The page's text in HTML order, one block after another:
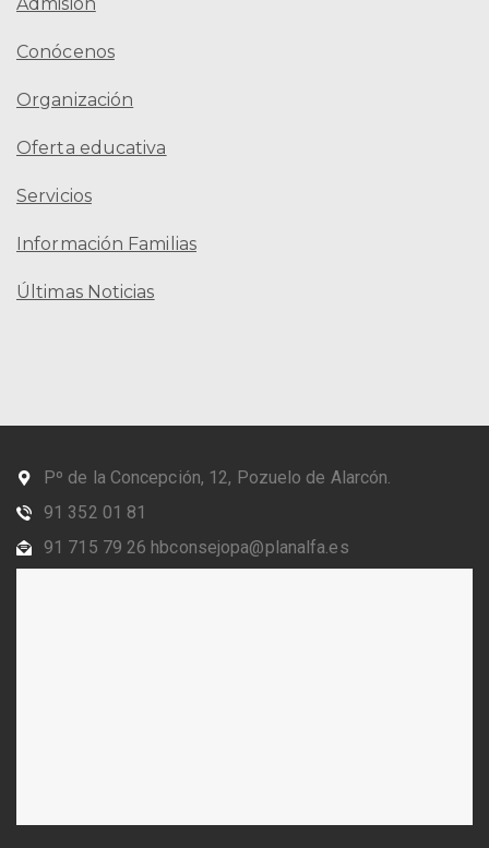
Conócenos
Organización
Oferta educativa
Servicios
Información Familias
Últimas Noticias
Pº de la Concepción, 12, Pozuelo de Alarcón.
91 352 01 81
91 715 79 26 hbconsejopa@planalfa.es